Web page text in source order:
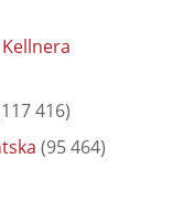
416)
(95 464)